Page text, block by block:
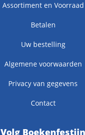
Assortiment en Voorraad
Betalen
Uw bestelling
Algemene voorwaarden
Privacy van gegevens
Contact
Volg Boekenfestijn